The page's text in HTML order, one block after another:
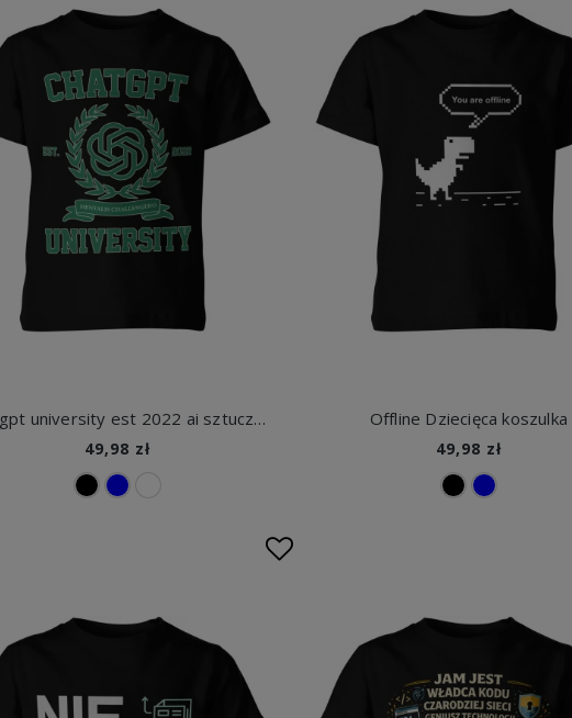
Chatgpt university est 2022 ai sztuczna inteligencja nerd college tech humor geek Dziecięca koszulka
49,98 zł
Offline Dziecięca koszulka
49,98 zł